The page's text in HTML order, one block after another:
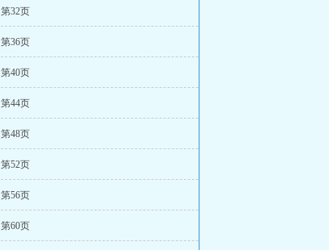
第32页
第36页
第40页
第44页
第48页
第52页
第56页
第60页